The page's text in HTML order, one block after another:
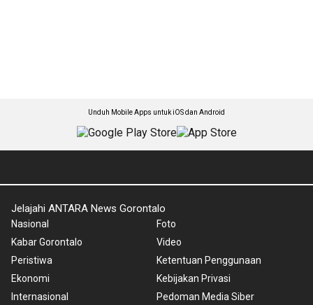
Unduh Mobile Apps untuk iOS dan Android
Jelajahi ANTARA News Gorontalo
Nasional
Kabar Gorontalo
Peristiwa
Ekonomi
Internasional
Foto
Video
Ketentuan Penggunaan
Kebijakan Privasi
Pedoman Media Siber